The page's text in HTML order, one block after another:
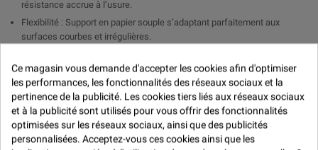
résistance accrue à l’usure.
Flexibilité : Support en papier souple s’adaptant parfaitement aux
surfaces courbes et irrégulières.
rendement de ponçage avec une réduction des charges.
Polyvalence : Convient pour une variété de matériaux, y compris le bois,
le métal et les plastiques.
Applications :
Finition de Bois : Préparation de surfaces avant application de vernis ou
Ce magasin vous demande d'accepter les cookies afin d'optimiser
les performances, les fonctionnalités des réseaux sociaux et la
pertinence de la publicité. Les cookies tiers liés aux réseaux sociaux
et à la publicité sont utilisés pour vous offrir des fonctionnalités
optimisées sur les réseaux sociaux, ainsi que des publicités
personnalisées. Acceptez-vous ces cookies ainsi que les